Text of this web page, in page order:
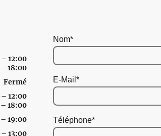
– 12:00
– 18:00
Fermé
– 12:00
– 18:00
– 19:00
– 13:00
Nom*
E-Mail *
Téléphone*